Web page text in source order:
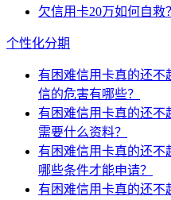
欠信用卡20万如何自救
个性化分期
有困难信用卡真的还不
信的危害有哪些？
有困难信用卡真的还不
需要什么资料？
有困难信用卡真的还不
哪些条件才能申请？
有困难信用卡真的还不